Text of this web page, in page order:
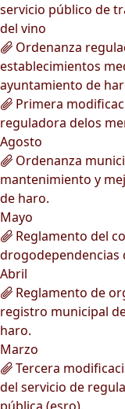
servicio público de
del vino
Ordenanza
establecimientos
ayuntamiento de
Primera
reguladora delos
Agosto
Ordenanza
mantenimiento y
de haro.
Mayo
Reglamento del
drogodependencias
Abril
Reglamento de
registro municipal
haro.
Marzo
Tercera
del servicio de